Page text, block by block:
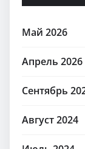
Май 2026
Апрель 2026
Сентябрь
Август 2024